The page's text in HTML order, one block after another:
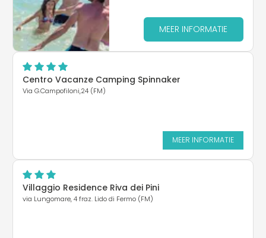
MEER INFORMATIE
Centro Vacanze Camping Spinnaker
Via G.Campofiloni,24 (FM)
MEER INFORMATIE
Villaggio Residence Riva dei Pini
via Lungomare, 4 fraz. Lido di Fermo (FM)